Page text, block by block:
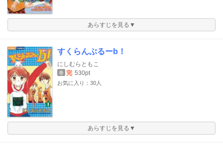
あらすじを見る▼
すくらんぶるーb！
にしむらともこ
巻 完 530pt
お気に入り：30人
あらすじを見る▼